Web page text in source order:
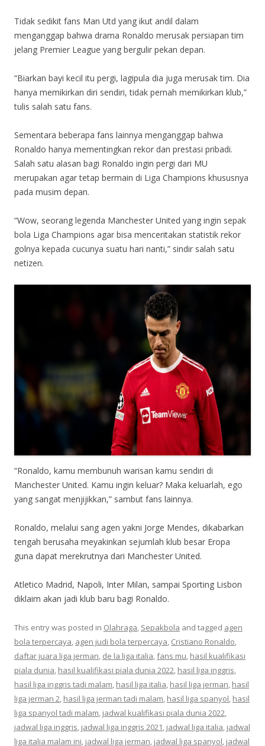
Tidak sedikit fans Man Utd yang ikut andil dalam
menganggap bahwa drama Ronaldo merusak persiapan tim
jelang Premier League yang bergulir pekan depan.
“Biarkan bayi kecil itu pergi, lagipula dia juga merusak tim. Dia
hanya memikirkan diri sendiri, tidak pernah memikirkan klub,”
tulis salah satu fans.
Sementara beberapa fans lainnya menganggap bahwa
Ronaldo hanya mementingkan rekor dan prestasi pribadi.
Salah satu alasan bagi Ronaldo ingin pergi dari MU
merupakan agar tetap bermain di Liga Champions khususnya
pada musim depan.
“Wow, seorang legenda Manchester United yang ingin sepak
bola Liga Champions agar bisa menceritakan statistik rekor
golnya kepada cucunya suatu hari nanti,” sindir salah satu
netizen.
“Ronaldo, kamu membunuh warisan kamu sendiri di
Manchester United. Kamu ingin keluar? Maka keluarlah, ego
yang sangat menjijikkan,” sambut fans lainnya.
Ronaldo, melalui sang agen yakni Jorge Mendes, dikabarkan
tengah berusaha meyakinkan sejumlah klub besar Eropa
guna dapat merekrutnya dari Manchester United.
Atletico Madrid, Napoli, Inter Milan, sampai Sporting Lisbon
diklaim akan jadi klub baru bagi Ronaldo.
This entry was posted in Olahraga, Sepakbola and tagged agen
bola terpercaya, agen judi bola terpercaya, Cristiano Ronaldo,
daftar juara liga jerman, de la liga italia,fans mu, hasil kualifikasi
piala dunia, hasil kualifikasi piala dunia 2022, hasil liga inggris,
hasil liga inggris tadi malam, hasil liga italia, hasil liga jerman, hasil
liga jerman 2, hasil liga jerman tadi malam, hasil liga spanyol, hasil
liga spanyol tadi malam, jadwal kualifikasi piala dunia 2022,
jadwal liga inggris, jadwal liga inggris 2021, jadwal liga italia, jadwal
liga italia malam ini, jadwal liga jerman, jadwal liga spanyol, jadwal